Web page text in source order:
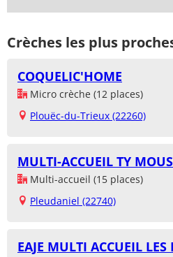
Crèches les plus
COQUELIC'HOME
Micro crèche (12 places)
Plouëc-du-Trieux (22260)
MULTI-ACCUEIL TY
Multi-accueil (15 places)
Pleudaniel (22740)
EAJE MULTI ACCUEIL LES